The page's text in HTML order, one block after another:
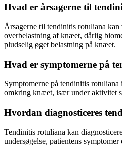
Hvad er årsagerne til
Årsagerne til tendinitis rotuliana
overbelastning af knæet, dårlig
pludselig øget belastning på knæet.
Hvad er symptomerne på
Symptomerne på tendinitis
omkring knæet, især under aktivitet
Hvordan diagnosticeres
Tendinitis rotuliana kan
undersøgelse, patientens